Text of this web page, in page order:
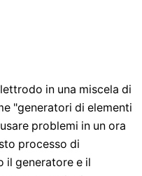
in una miscela di
"generatori di elementi
problemi in un ora
processo di
il generatore e il